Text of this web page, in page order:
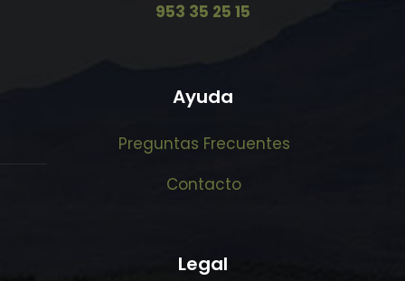
953 35 25 15
Ayuda
Preguntas Frecuentes
Contacto
Legal